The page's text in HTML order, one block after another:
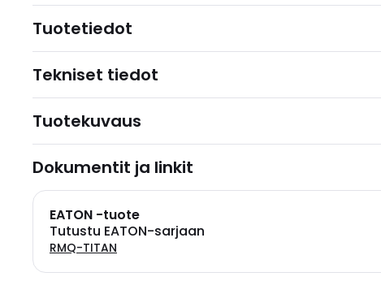
Tuotetiedot
Tekniset tiedot
Tuotekuvaus
Dokumentit ja linkit
EATON -tuote
Tutustu EATON-sarjaan
RMQ-TITAN